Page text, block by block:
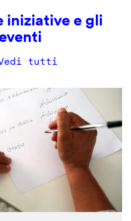
iniziative e gli
tutti